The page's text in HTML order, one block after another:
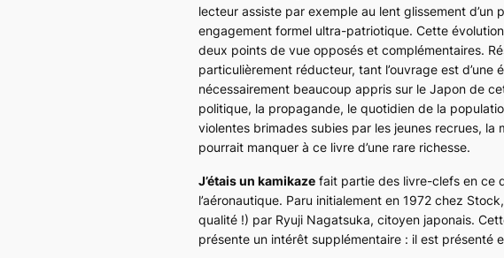
lecteur assiste par exemple au lent glissement
engagement formel ultra-patriotique. Cette
deux points de vue opposés et complémentaires.
particulièrement réducteur, tant l’ouvrage est
nécessairement beaucoup appris sur le Japon de
politique, la propagande, le quotidien de la
violentes brimades subies par les jeunes recrues,
pourrait manquer à ce livre d’une rare richesse.
J’étais un kamikaze fait partie des livre-clefs en ce
l’aéronautique. Paru initialement en 1972 chez
qualité !) par Ryuji Nagatsuka, citoyen japonais.
présente un intérêt supplémentaire : il est présenté